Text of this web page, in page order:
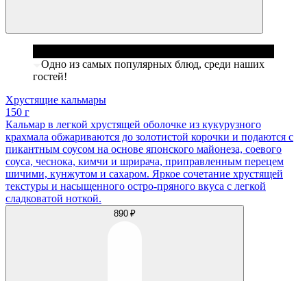
Одно из самых популярных блюд, среди наших
гостей!
Хрустящие кальмары
150 г
Кальмар в легкой хрустящей оболочке из кукурузного
крахмала обжариваются до золотистой корочки и подаются с
пикантным соусом на основе японского майонеза, соевого
соуса, чеснока, кимчи и шрирача, приправленным перецем
шичими, кунжутом и сахаром. Яркое сочетание хрустящей
текстуры и насыщенного остро-пряного вкуса с легкой
сладковатой ноткой.
890 ₽